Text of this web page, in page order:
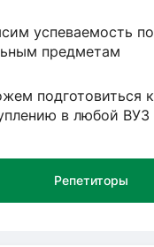
успеваемость по
предметам
подготовиться к
в любой ВУЗ
Репетиторы